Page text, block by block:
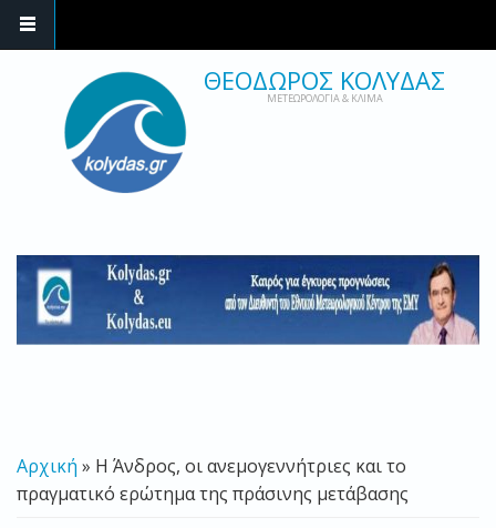
ΘΕΟΔΩΡΟΣ ΚΟΛΥΔΑΣ
ΜΕΤΕΩΡΟΛΟΓΙΑ & ΚΛΙΜΑ
ΕΙΣΤΕ ΕΔΩ
Αρχική » Η Άνδρος, οι ανεμογεννήτριες και το
πραγματικό ερώτημα της πράσινης μετάβασης